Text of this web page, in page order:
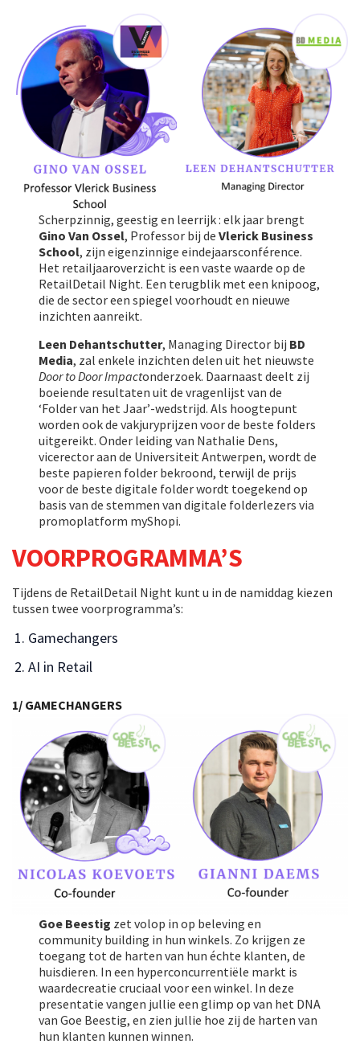
Scherpzinnig, geestig en leerrijk : elk jaar brengt
Gino Van Ossel, Professor bij deVlerick Business
School, zijn eigenzinnige eindejaarsconférence.
Het retailjaaroverzicht is een vaste waarde op de
RetailDetail Night. Een terugblik met een knipoog,
die de sector een spiegel voorhoudt en nieuwe
inzichten aanreikt.
Leen Dehantschutter, Managing Director bij BD
Media, zal enkele inzichten delen uit het nieuwste
Door to Door Impactonderzoek. Daarnaast deelt zij
boeiende resultaten uit de vragenlijst van de
‘Folder van het Jaar’-wedstrijd. Als hoogtepunt
worden ook de vakjuryprijzen voor de beste folders
uitgereikt. Onder leiding van Nathalie Dens,
vicerector aan de Universiteit Antwerpen, wordt de
beste papieren folder bekroond, terwijl de prijs
voor de beste digitale folder wordt toegekend op
basis van de stemmen van digitale folderlezers via
promoplatform myShopi.
VOORPROGRAMMA’S
Tijdens de RetailDetail Night kunt u in de namiddag kiezen
tussen twee voorprogramma’s:
Gamechangers
AI in Retail
1/ GAMECHANGERS
Goe Beestig zet volop in op beleving en
community building in hun winkels. Zo krijgen ze
toegang tot de harten van hun échte klanten, de
huisdieren. In een hyperconcurrentiële markt is
waardecreatie cruciaal voor een winkel. In deze
presentatie vangen jullie een glimp op van het DNA
van Goe Beestig, en zien jullie hoe zij de harten van
hun klanten kunnen winnen.